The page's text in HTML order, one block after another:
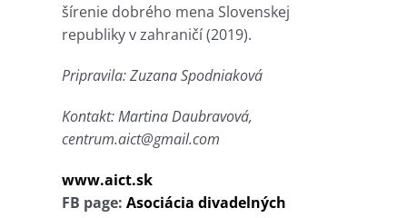
šírenie dobrého mena Slovenskej
republiky v zahraničí (2019).
Pripravila: Zuzana Spodniaková
Kontakt: Martina Daubravová,
centrum.aict@gmail.com
www.aict.sk
FB page: Asociácia divadelných